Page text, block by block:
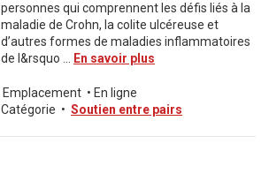
personnes qui comprennent les défis liés à la
maladie de Crohn, la colite ulcéreuse et
d’autres formes de maladies inflammatoires
de l&rsquo ...
En savoir plus
Emplacement • En ligne
Catégorie • Soutien entre pairs